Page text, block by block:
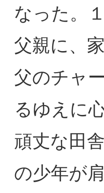
なった。
父親に、
父のチャ
るゆえに
頑丈な田
の少年が